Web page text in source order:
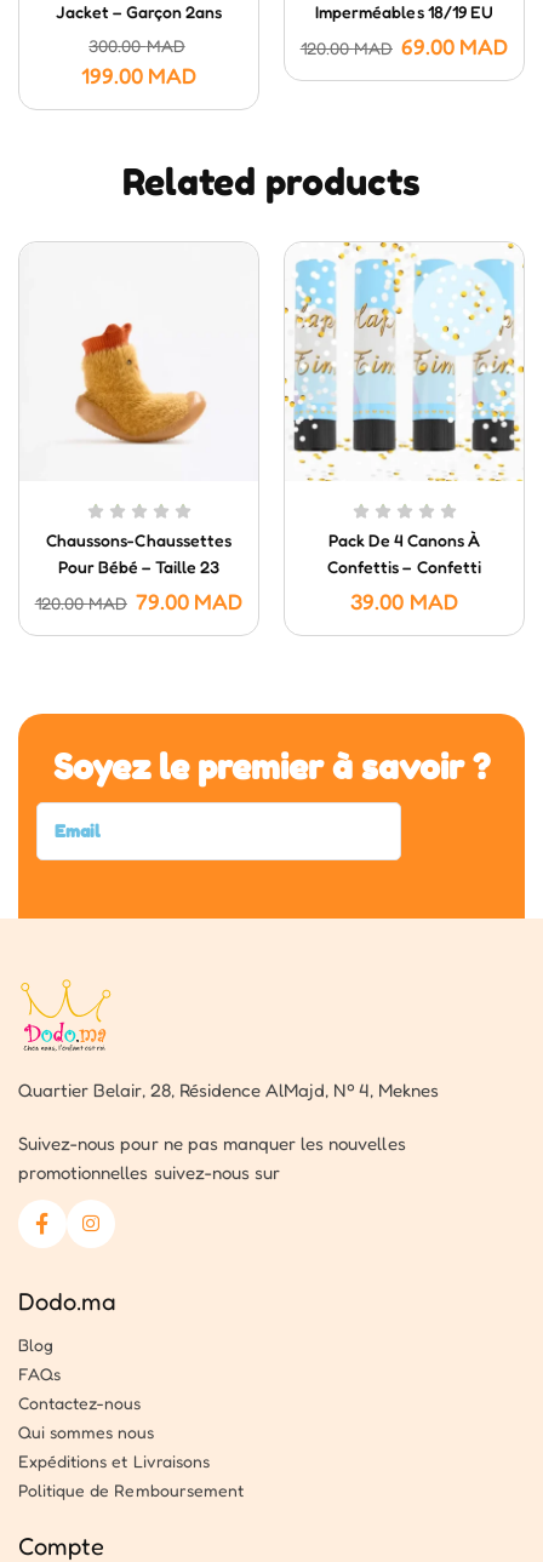
Jacket – Garçon 2ans
300.00MAD
199.00 MAD
Imperméables 18/19 EU
120.00MAD 69.00 MAD
Related products
Chaussons-Chaussettes
Pour Bébé – Taille 23
120.00MAD 79.00 MAD
Pack De 4 Canons À
Confettis – Confetti
Poppers (20 Cm)
39.00 MAD
Soyez le premier à savoir ?
Quartier Belair, 28, Résidence AlMajd, Nº 4, Meknes
Suivez-nous pour ne pas manquer les nouvelles
promotionnelles suivez-nous sur
Dodo.ma
Blog
FAQs
Contactez-nous
Qui sommes nous
Expéditions et Livraisons
Politique de Remboursement
Compte